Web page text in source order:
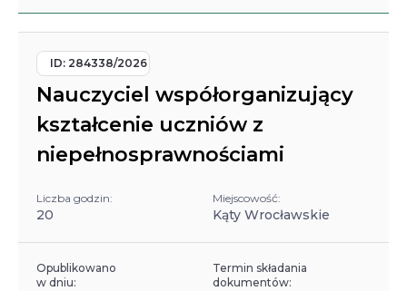
ID: 284338/2026
Nauczyciel współorganizujący
kształcenie uczniów z
niepełnosprawnościami
Liczba godzin:
20
Miejscowość:
Kąty Wrocławskie
Opublikowano
w dniu:
Termin składania
dokumentów: